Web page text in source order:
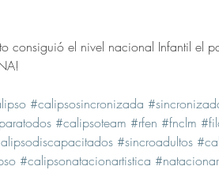
consiguió el nivel nacional Infantil el
#calipsosincronizada
#calipsoteam #rfen #fnclm
#sincroadultos
#calipsonatacionartistica